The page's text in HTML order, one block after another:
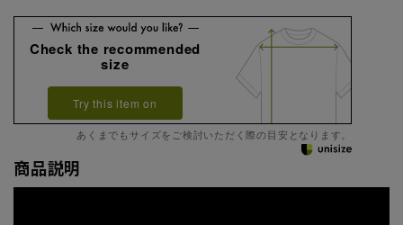
Check the recommended
size
Try this item on
あくまでもサイズをご検討いただく際の目安となります。
商品説明